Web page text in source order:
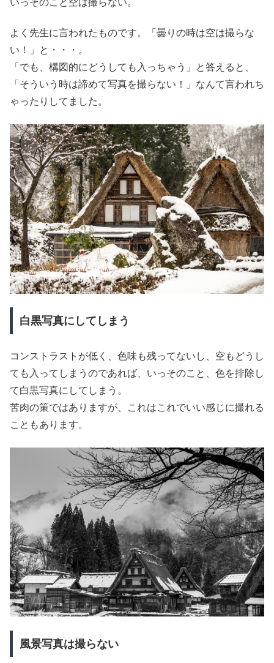
よく先生に言われたものです。「曇りの時は空は撮らな
い！」と・・・。
「でも、構図的にどうしても入っちゃう」と答えると、
「そういう時は諦めて写真を撮らない！」なんて言われち
ゃったりしてました。
白黒写真にしてしまう
コンストラストが低く、色味も残ってないし、空もどうし
ても入ってしまうのであれば、いっそのこと、色を排除し
て白黒写真にしてしまう。
苦肉の策ではありますが、これはこれでいい感じに撮れる
こともあります。
風景写真は撮らない